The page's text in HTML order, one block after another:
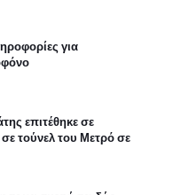
για
επιτέθηκε σε
τούνελ του Μετρό σε